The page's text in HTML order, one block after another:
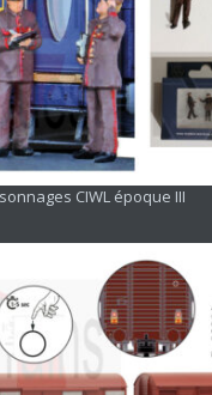
CIWL époque III